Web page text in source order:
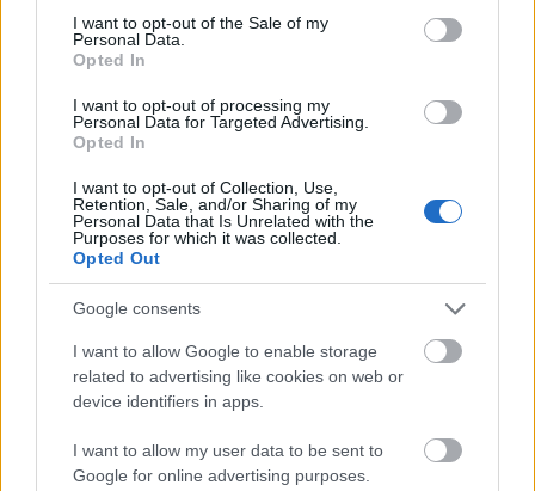
consent section.
I want to opt-out of the Sale of my
Personal Data.
Opted In
I want to opt-out of processing my
Personal Data for Targeted Advertising.
Opted In
I want to opt-out of Collection, Use,
Retention, Sale, and/or Sharing of my
Personal Data that Is Unrelated with the
Purposes for which it was collected.
Opted Out
Google consents
I want to allow Google to enable storage
related to advertising like cookies on web or
device identifiers in apps.
I want to allow my user data to be sent to
Google for online advertising purposes.
annyi volt a fizujuk mint a nyugdijuk
butalo01
14 éve
@Viktus: leírtam már neked, hogy a szoci: májer a
szaki eltartja az országot -dumát, tartogasd a párt
kongresszusra, a melós elvállalja a munkát,
beárazza a képességeit, tudását; az ár amiről itt
beszélünk kevesebb mint az a pénz mennyiség amit
az állam elvár egy polgárától adó stb. formában,
ezután ez a szaki idejön és osztja az észt kitől
mennyit kell elvenni, pedig ő is a közösség
eltartottja. Majd megérkezel te és egész nap hinted a
jólétét a munkásosztály teremti meg, mert ő hozza
létre az értéket, csak az a probléma, hogy ilyen érték